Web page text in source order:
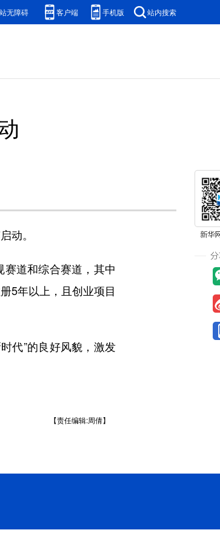
无障碍 客户端 手机版 站内搜索
动。
道和综合赛道，其中
5年以上，且创业项目
代”的良好风貌，激发
【责任编辑:周倩】